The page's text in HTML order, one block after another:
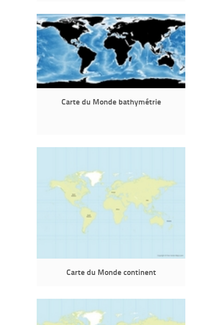
Carte du Monde bathymétrie
Carte du Monde continent